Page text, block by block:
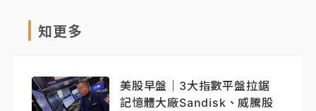
知更多
美股早盤｜3大指數平盤拉鋸
記憶體大廠Sandisk、威騰股